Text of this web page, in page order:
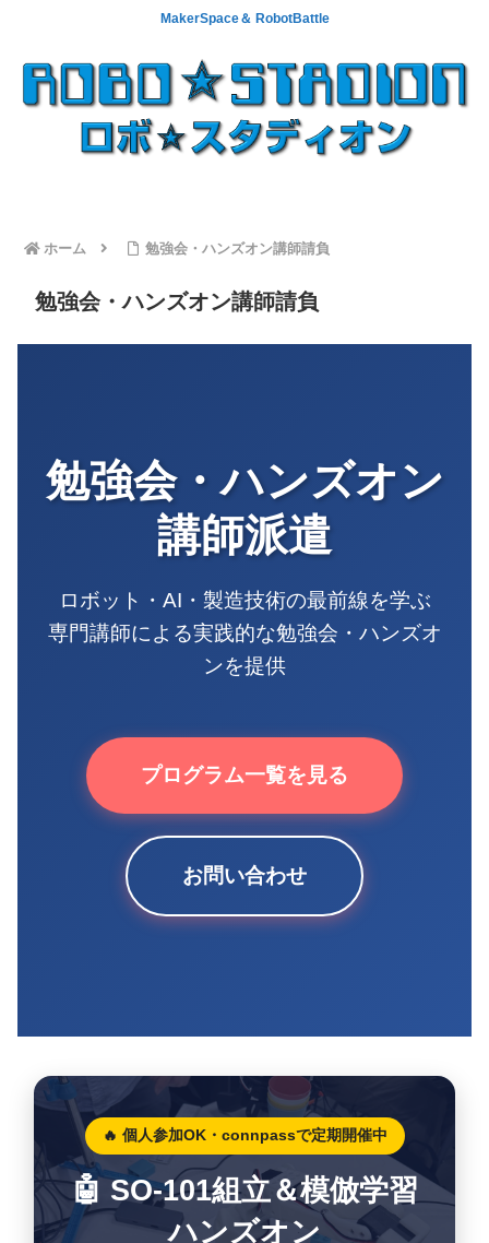
MakerSpace＆ RobotBattle
ホーム 勉強会・ハンズオン講師請負
勉強会・ハンズオン講師請負
勉強会・ハンズオン
講師派遣
ロボット・AI・製造技術の最前線を学ぶ
専門講師による実践的な勉強会・ハンズオ
ンを提供
プログラム一覧を見る
お問い合わせ
🔥 個人参加OK・connpassで定期開催中
🤖 SO-101組立＆模倣学習
ハンズオン